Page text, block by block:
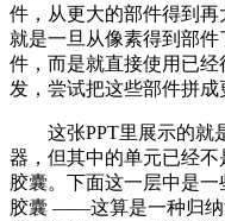
件，从更大的部件得到再
就是一旦从像素得到部
件，而是就直接使用已
发，尝试把这些部件拼成
这张PPT里展示的就
器，但其中的单元已经
胶囊。下面这一层中是
胶囊 ——这算是一种归